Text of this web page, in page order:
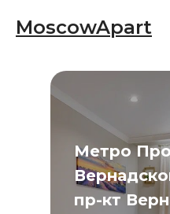
MoscowApart
Метро
пр-кт